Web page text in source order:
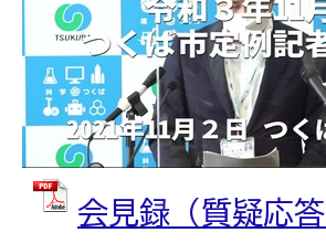
会見録（質疑応